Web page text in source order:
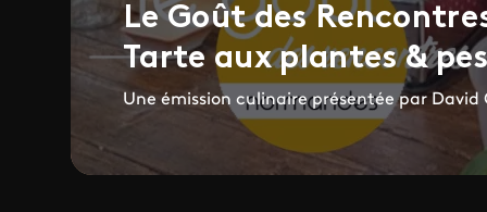
Le Goût des
Tarte aux plantes &
Une émission culinaire présentée par David